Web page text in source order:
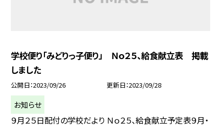
学校便り「みどりっ子便り」 Ｎｏ２５、給食献立表 掲載
しました
公開日 2023/09/26 更新日 2023/09/28
お知らせ
９月２５日配付の学校だより Ｎｏ２５、給食献立予定表９月・